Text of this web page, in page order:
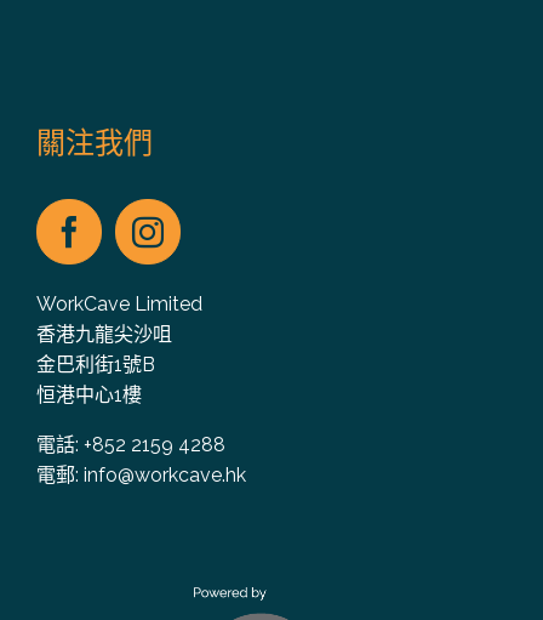
關注我們
WorkCave Limited
香港九龍尖沙咀
金巴利街1號B
恒港中心1樓
電話: +852 2159 4288
電郵: info@workcave.hk